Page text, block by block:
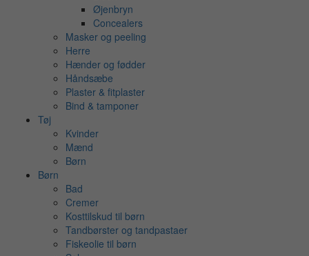
Øjenbryn
Concealers
Masker og peeling
Herre
Hænder og fødder
Håndsæbe
Plaster & fitplaster
Bind & tamponer
Tøj
Kvinder
Mænd
Børn
Børn
Bad
Cremer
Kosttilskud til børn
Tandbørster og tandpastaer
Fiskeolie til børn